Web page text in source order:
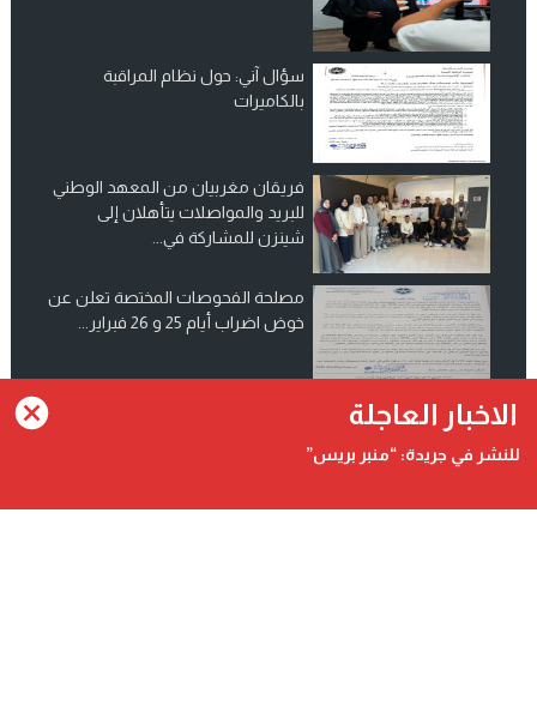
سؤال آني: حول نظام المراقبة
بالكاميرات
فريقان مغربيان من المعهد الوطني
للبريد والمواصلات يتأهلان إلى
شينزن للمشاركة في...
مصلحة الفحوصات المختصة تعلن عن
خوض اضراب أيام 25 و 26 فبراير...
انضم الينا على فيسبوك
الاخبار العاجلة
للنشر في جريدة: “منبر بريس”